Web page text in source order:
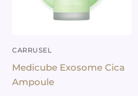
CARRUSEL
Medicube Exosome Cica
Ampoule